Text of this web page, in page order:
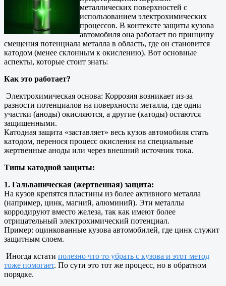
металлических поверхностей с
использованием электрохимических
процессов. В контексте защиты кузова
автомобиля она работает по принципу
смещения потенциала металла в область, где он становится
катодом (менее склонным к окислению). Вот основные
аспекты, которые стоит знать:
Как это работает?
Электрохимическая основа: Коррозия возникает из-за
разности потенциалов на поверхности металла, где одни
участки (аноды) окисляются, а другие (катоды) остаются
защищенными.
Катодная защита «заставляет» весь кузов автомобиля стать
катодом, перенося процесс окисления на специальные
жертвенные аноды или через внешний источник тока.
Типы катодной защиты:
1. Гальваническая (жертвенная) защита:
На кузов крепятся пластины из более активного металла
(например, цинк, магний, алюминий). Эти металлы
корродируют вместо железа, так как имеют более
отрицательный электрохимический потенциал.
Пример: оцинкованные кузова автомобилей, где цинк служит
защитным слоем.
Иногда кстати полезно что то убрать с кузова и этот метод
тоже помогает. По сути это тот же процесс, но в обратном
порядке.